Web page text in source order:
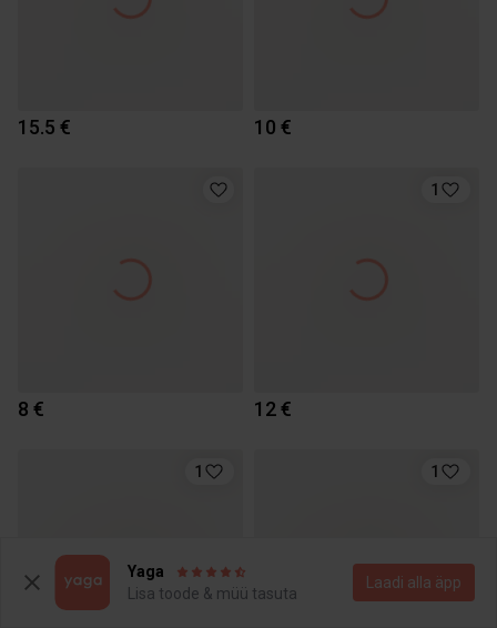
15.5 € 10 €
8 €
1
12 €
1 1
Yaga
Lisa toode & müü tasuta
Laadi alla äpp